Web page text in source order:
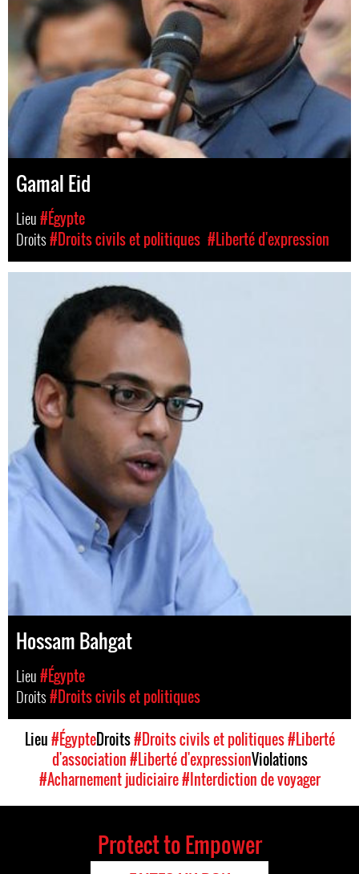
Gamal Eid
Lieu#Égypte
Droits#Droits civils et politiques #Liberté d'expression
Hossam Bahgat
Lieu#Égypte
Droits#Droits civils et politiques
Lieu#ÉgypteDroits#Droits civils et politiques#Liberté
d'association#Liberté d'expressionViolations
#Acharnement judiciaire#Interdiction de voyager
Protect to Empower